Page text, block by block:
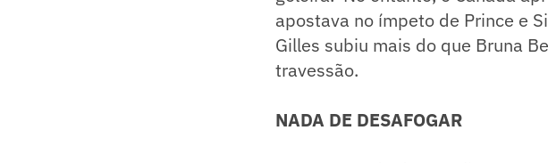
apostava no ímpeto de Prince e
Gilles subiu mais do que Bruna
travessão.
NADA DE DESAFOGAR